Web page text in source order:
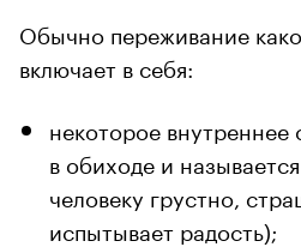
Обычно переживание
включает в себя:
некоторое внутреннее
в обиходе и
человеку грустно,
испытывает радость);